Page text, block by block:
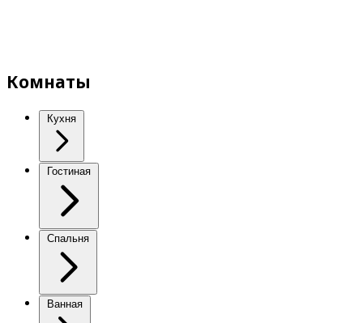
Комнаты
Кухня
Гостиная
Спальня
Ванная